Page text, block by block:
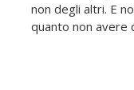
non degli altri. E
quanto non avere